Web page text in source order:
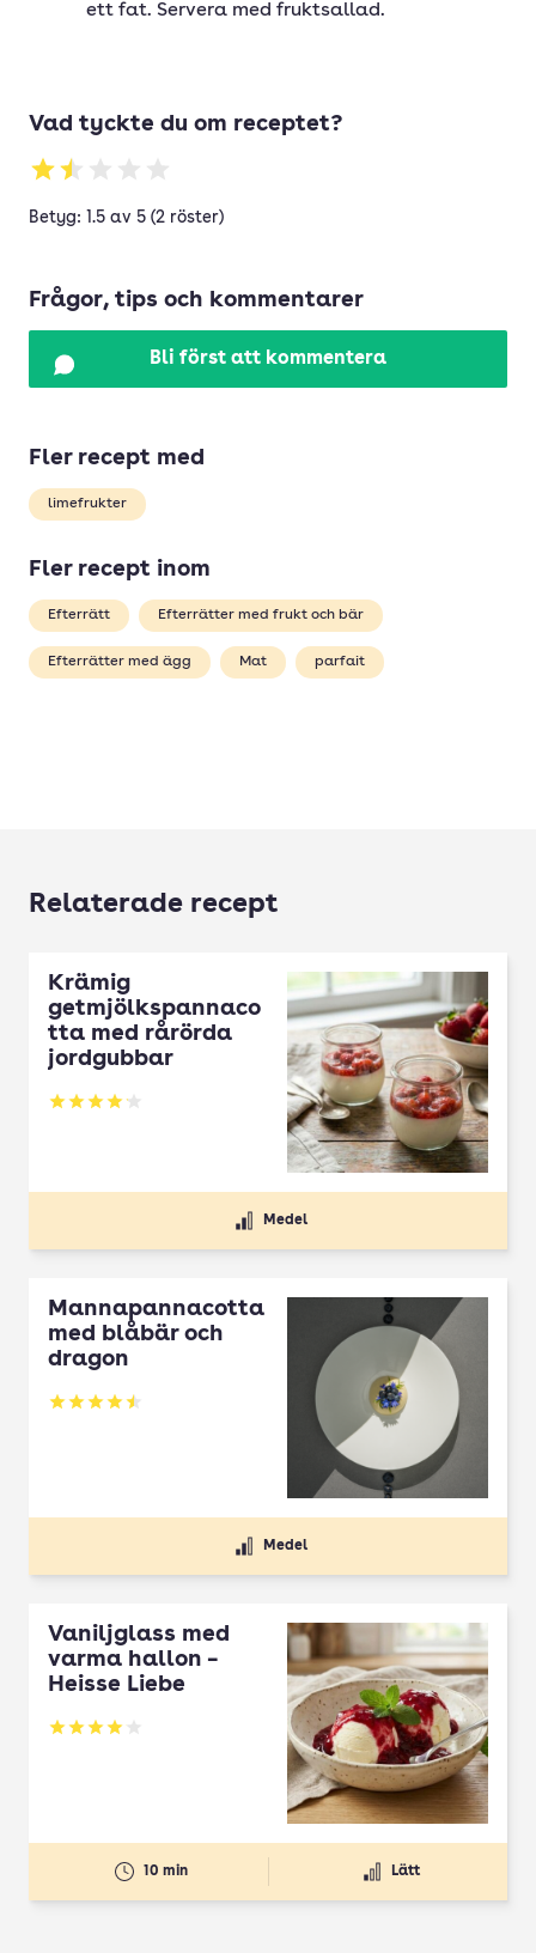
ett fat. Servera med fruktsallad.
Vad tyckte du om receptet?
Betyg: 1.5 av 5 (2 röster)
Frågor, tips och kommentarer
Bli först att kommentera
Fler recept med
limefrukter
Fler recept inom
Efterrätt Efterrätter med frukt och bär
Efterrätter med ägg Mat parfait
Relaterade recept
Krämig
getmjölkspannaco
tta med rårörda
jordgubbar
Betyg: 4.13 av 5
Medel
Mannapannacotta
med blåbär och
dragon
Betyg: 4.5 av 5
Medel
Vaniljglass med
varma hallon –
Heisse Liebe
Betyg: 4.05 av 5
10 min Lätt